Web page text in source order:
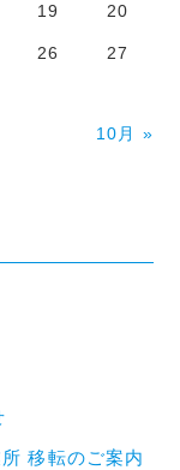
19 20
26 27
10月 »
所 移転のご案内